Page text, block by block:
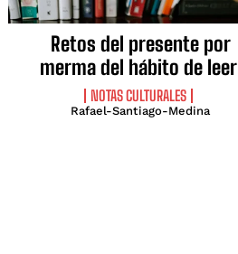
Retos del presente por
merma del hábito de leer
NOTAS CULTURALES
Rafael-Santiago-Medina